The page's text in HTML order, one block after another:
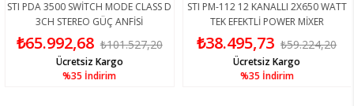
PDA 3500 SWİTCH MODE CLASS D
3CH STEREO GÜÇ ANFİSİ
₺65.992,68 ₺101.527,20
%35İndirim
Ücretsiz Kargo
STI PM-112 12 KANALLI 2X650 WATT
TEK EFEKTLİ POWER MİXER
₺38.495,73 ₺59.224,20
%35İndirim
Ücretsiz Kargo